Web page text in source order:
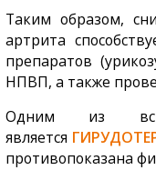
Таким образом,
артрита
препа­ратов
НПВП, а также
Одним из
является
противопоказана